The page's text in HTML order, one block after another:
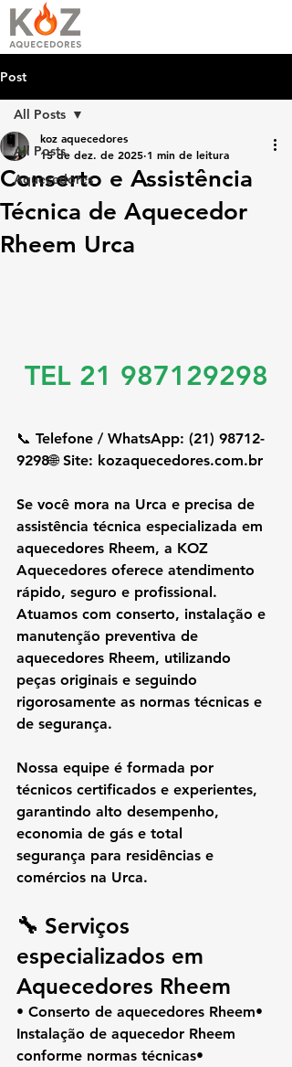
Post
All Posts
Aquecedores
All Posts
Conserto e Assistência
Técnica de Aquecedor
Rheem Urca
koz aquecedores
15 de dez. de 2025 1 min de leitura
TEL 21 987129298
📞 Telefone / WhatsApp: (21) 98712-
9298🌐 Site: kozaquecedores.com.br
Se você mora na Urca e precisa de
assistência técnica especializada em
aquecedores Rheem, a KOZ
Aquecedores oferece atendimento
rápido, seguro e profissional.
Atuamos com conserto, instalação e
manutenção preventiva de
aquecedores Rheem, utilizando
peças originais e seguindo
rigorosamente as normas técnicas e
de segurança.
Nossa equipe é formada por
técnicos certificados e experientes,
garantindo alto desempenho,
economia de gás e total
segurança para residências e
comércios na Urca.
🔧 Serviços
especializados em
Aquecedores Rheem
• Conserto de aquecedores Rheem•
Instalação de aquecedor Rheem
conforme normas técnicas•